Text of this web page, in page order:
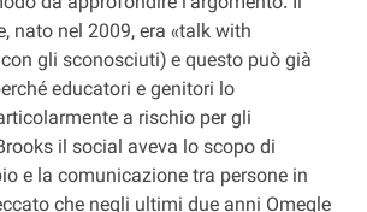
nato nel 2009, era «talk with
gli sconosciuti) e questo può già
educatori e genitori lo
a rischio per gli
il social aveva lo scopo di
e la comunicazione tra persone in